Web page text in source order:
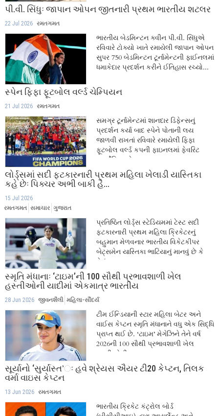
પી.વી. સિંધુઃ જાપાન ઓપન જીતનારી પ્રથમ ભારતીય શટલર
22 Jul 2026 રમતગમત
ભારતીય બેડમિન્ટન ક્વીન પી.વી. સિંધુએ
રવિવારે ટોક્યો ખાતે રમાયેલી જાપાન ઓપન
સુપર 750 બેડમિન્ટન ટૂર્નામેન્ટની ફાઈનલમાં
ધમાકેદાર પ્રદર્શન કરીને ઈતિહાસ રચ્યો...
સ્પેન ફિફા ફૂટબોલ વર્લ્ડ ચેમ્પિયન
21 Jul 2026 રમતગમત
સમગ્ર ટૂર્નામેન્ટમાં શાનદાર ડિફેન્સનું
પ્રદર્શન કર્યા બાદ સ્પેને પોતાની લય
જાળવી રાખતાં રવિવારે રમાયેલી ફિફા
ફૂટબોલ વર્લ્ડ કપની ફાઇનલમાં ફેવરિટ
આર્જેન્ટિનાને...
લોર્ડ્સમાં સદી ફટકારનારી પ્રથમ મહિલા ખેલાડી યાસ્તિકા
કહે છેઃ પિક્ચર અભી બાકી હૈ...
15 Jul 2026
રમતગમત સમાચાર ગુજરાત
પ્રતિષ્ઠિત લોર્ડ્સ સ્ટેડિયમમાં ટેસ્ટ સદી
ફટકારનારી પ્રથમ મહિલા ક્રિકેટરનું
બહુમાન મેળવનાર ભારતીય વિકેટકીપર
બેટ્સમેન યાસ્તિકા ભાટિયાનું માનવું છે કે
તેનું...
સ્મૃતિ મંધાનાઃ ‘ટાઇમ’ની 100 સૌથી પ્રભાવશાળી ખેલ
હસ્તીઓની યાદીમાં એકમાત્ર ભારતીય
28 Jun 2026 જીવનશૈલી મહિલા-સૌંદર્ય
ટીમ ઈન્ડિયાની સ્ટાર મહિલા બેટર અને
વાઈસ કેપ્ટન સ્મૃતિ મંધાનાને વધુ એક સિદ્ધિ
પ્રાપ્ત થઈ છે. ‘ટાઇમ’ મેગેઝિને તેને વર્ષ
2026ની 100 સૌથી પ્રભાવશાળી ખેલ
હસ્તીઓની...
સૂર્યાનો ‘સુર્યાસ્ત’ઃ હવે શ્રેયસ ઐયર ટી20 કેપ્ટન, તિલક
વર્મા વાઇસ કેપ્ટન
13 Jun 2026 રમતગમત
ભારતીય ક્રિકેટ કંટ્રોલ બોર્ડ